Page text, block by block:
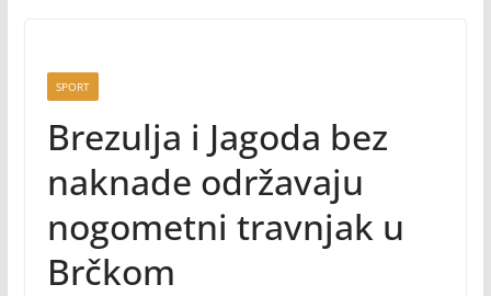
SPORT
Brezulja i Jagoda bez
naknade održavaju
nogometni travnjak u
Brčkom